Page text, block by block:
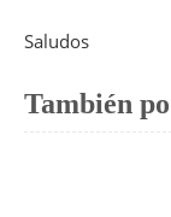
Saludos
También